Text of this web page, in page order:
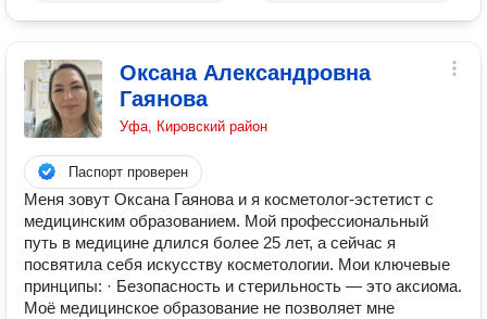
Оксана Александровна
Гаянова
Уфа, Кировский район
Паспорт проверен
Меня зовут Оксана Гаянова и я косметолог-эстетист с
медицинским образованием. Мой профессиональный
путь в медицине длился более 25 лет, а сейчас я
посвятила себя искусству косметологии. Мои ключевые
принципы: · Безопасность и стерильность — это аксиома.
Моё медицинское образование не позволяет мне